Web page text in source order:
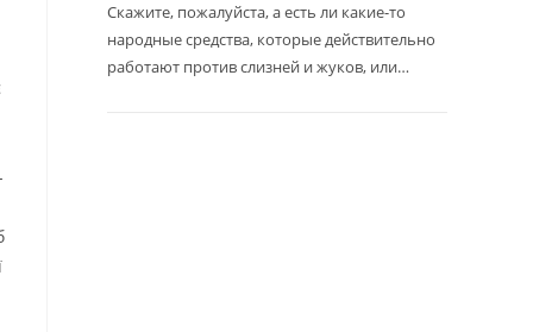
Скажите, пожалуйста, а есть ли какие-то
народные средства, которые действительно
работают против слизней и жуков, или…